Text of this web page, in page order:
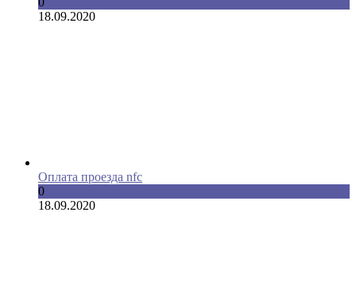
18.09.2020
Оплата проезда nfc
0
18.09.2020